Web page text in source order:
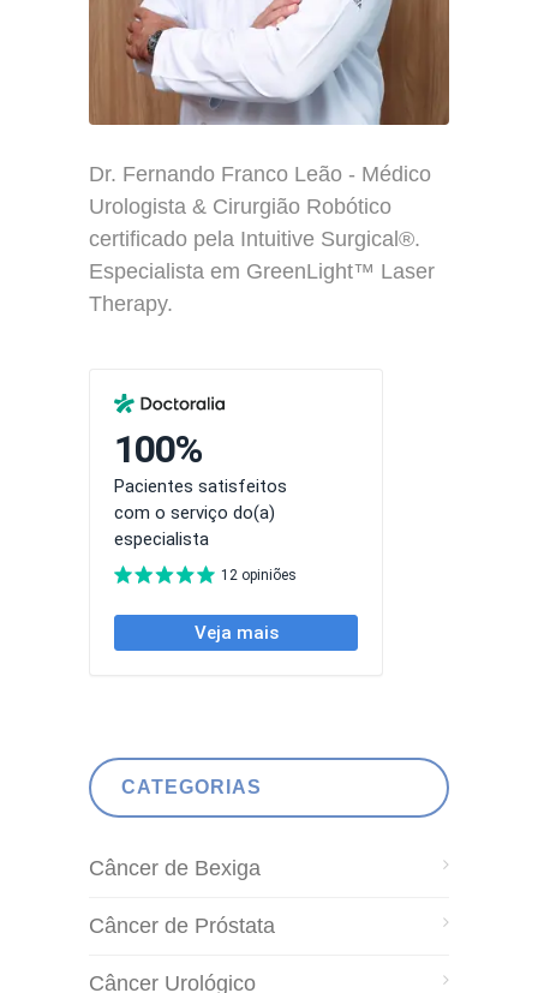
Dr. Fernando Franco Leão - Médico
Urologista & Cirurgião Robótico
certificado pela Intuitive Surgical®.
Especialista em GreenLight™ Laser
Therapy.
CATEGORIAS
Câncer de Bexiga
Câncer de Próstata
Câncer Urológico